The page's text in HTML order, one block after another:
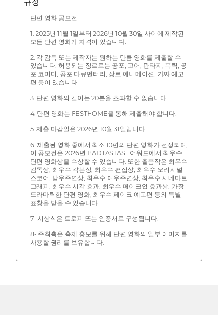
규정
단편 영화 공모전
1. 2025년 11월 1일부터 2026년 10월 30일 사이에 제작된
모든 단편 영화가 자격이 있습니다.
2. 각 감독 또는 제작자는 원하는 만큼 영화를 제출할 수
있습니다. 허용되는 장르로는 공포, 고어, 판타지, 폭력, 공
포 코미디, 공포 다큐멘터리, 장르 애니메이션, 가짜 예고
편 등이 있습니다.
3. 단편 영화의 길이는 20분을 초과할 수 없습니다.
4. 단편 영화는 FESTHOME을 통해 제출해야 합니다.
5. 제출 마감일은 2026년 10월 31일입니다.
6. 제출된 영화 중에서 최소 10편의 단편 영화가 선정되며,
이 공모전은 2026년 BADTASTAST 어워드에서 최우수
단편 영화상을 수상할 수 있습니다. 또한 출품작은 최우수
감독상, 최우수 각본상, 최우수 편집상, 최우수 오리지널
스코어, 남우주연상, 최우수 여우주연상, 최우수 시네마토
그래피, 최우수 시각 효과, 최우수 메이크업 효과상, 가장
드라마틱한 단편 영화, 최우수 페이크 예고편 등의 특별
표창을 받을 수 있습니다.
7- 시상식은 트로피 또는 인증서로 구성됩니다.
8- 주최측은 축제 홍보를 위해 단편 영화의 일부 이미지를
사용할 권리를 보유합니다.